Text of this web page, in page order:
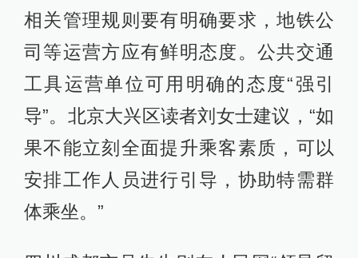
相关管理规则要有明确要求，地铁公
司等运营方应有鲜明态度。公共交通
工具运营单位可用明确的态度“强引
导”。北京大兴区读者刘女士建议，“如
果不能立刻全面提升乘客素质，可以
安排工作人员进行引导，协助特需群
体乘坐。”